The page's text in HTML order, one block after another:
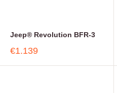
Jeep® Revolution BFR-3
€1.139